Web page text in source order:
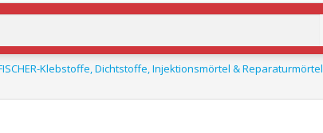
Klebstoffe, Dichtstoffe, Injektionsmörtel & Reparaturmörtel